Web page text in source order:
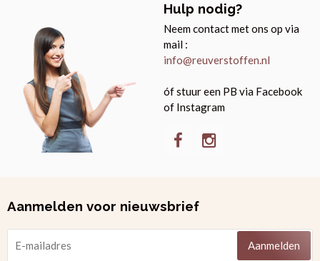
Hulp nodig?
Neem contact met ons op via
mail :
info@reuverstoffen.nl
óf stuur een PB via Facebook
of Instagram
Aanmelden voor nieuwsbrief
Aanmelden